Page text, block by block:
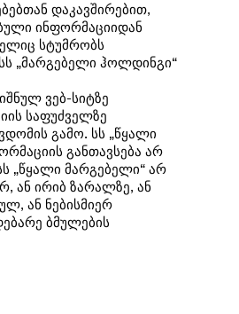
დაკავშირებით,
ინფორმაციიდან
სტუმრობს
„მარგებელი ჰოლდინგი“
ვებ-სიტზე
საფუძველზე
გამო. სს „წყალი
განთავსება არ
„წყალი მარგებელი“ არ
ან ირიბ ზარალზე, ან
ან ნებისმიერ
ბმულების